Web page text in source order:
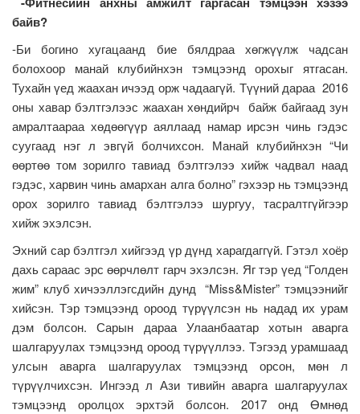
байв?
-Би богино хугацаанд бие бялдраа хөгжүүлж чадсан
болохоор манай клубийнхэн тэмцээнд орохыг ятгасан.
Тухайн үед жаахан ичээд орж чадаагүй. Түүний дараа 2016
оны хавар бэлтгэлээс жаахан хөндийрч байж байгаад зун
амралтаараа хөдөөгүүр аяллаад намар ирсэн чинь гэдэс
суугаад нэг л эвгүй болчихсон. Манай клубийнхэн “Чи
өөртөө том зорилго тавиад бэлтгэлээ хийж чадвал наад
гэдэс, харвин чинь амархан алга болно” гэхээр нь тэмцээнд
орох зорилго тавиад бэлтгэлээ шургуу, тасралтгүйгээр
хийж эхэлсэн.
Эхний сар бэлтгэл хийгээд үр дүнд харагдаггүй. Гэтэл хоёр
дахь сараас эрс өөрчлөлт гарч эхэлсэн. Яг тэр үед “Голден
жим” клуб хичээллэгсдийн дунд “Miss&Mister” тэмцээнийг
хийсэн. Тэр тэмцээнд ороод түрүүлсэн нь надад их урам
дэм болсон. Сарын дараа Улаанбаатар хотын аварга
шалгаруулах тэмцээнд ороод түрүүллээ. Тэгээд урамшаад
улсын аварга шалгаруулах тэмцээнд орсон, мөн л
түрүүлчихсэн. Ингээд л Ази тивийн аварга шалгаруулах
тэмцээнд оролцох эрхтэй болсон. 2017 онд Өмнөд